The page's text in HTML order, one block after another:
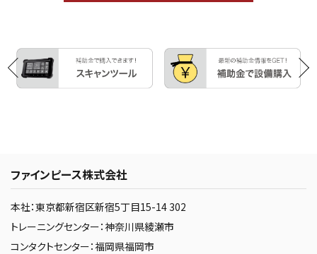
ファインピース株式会社
本社：東京都新宿区新宿5丁目15-14 302
トレーニングセンター：神奈川県綾瀬市
コンタクトセンター：福岡県福岡市